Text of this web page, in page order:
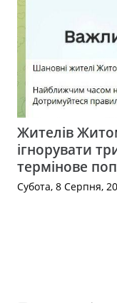
Жителів
ігнорувати
термінове
Субота, 8 Серпня,